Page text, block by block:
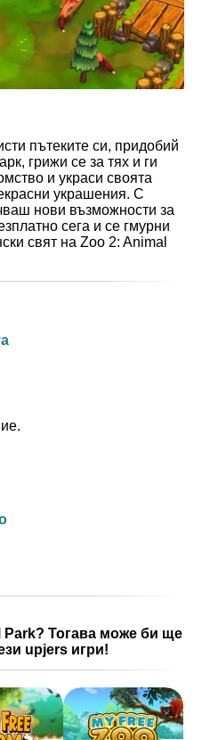
пътеките си, придобий
грижи се за тях и ги
и украси своята
украшения. С
нови възможности за
сега и се гмурни
свят на Zoo 2: Animal
Park? Тогава може би ще
upjers игри!